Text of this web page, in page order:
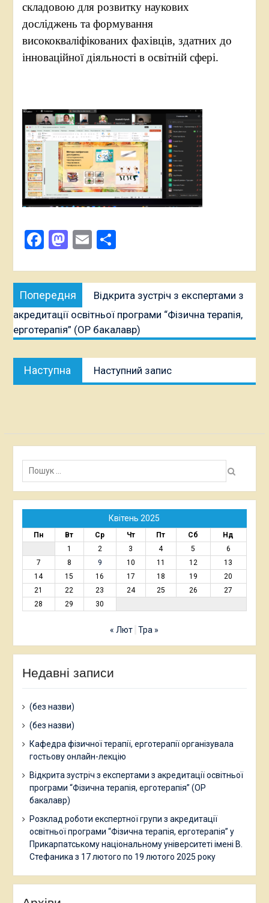
складовою для розвитку наукових
досліджень та формування
висококваліфікованих фахівців, здатних до
інноваційної діяльності в освітній сфері.
Facebook
Mastodon
EmailПоділитися
Навігація
записів
Попередня
публікація:
Відкрита зустріч з експертами з
акредитації освітньої програми “Фізична терапія,
ерготерапія” (ОР бакалавр)
Наступна
публікація:
Наступний запис
Пошук:
Квітень 2025
Пн Вт Ср Чт Пт Сб
Нд
1
2 3 4 5
6
7
8 9 10 11 12
13
14
15 16 17 18 19
20
21
22 23 24 25 26
27
28
29 30
« Лют Тра »
Недавні записи
(без назви)
(без назви)
Кафедра фізичної терапії, ерготерапії організувала
гостьову онлайн-лекцію
Відкрита зустріч з експертами з акредитації освітньої
програми “Фізична терапія, ерготерапія” (ОР
бакалавр)
Розклад роботи експертної групи з акредитації
освітньої програми “Фізична терапія, ерготерапія” у
Прикарпатському національному університеті імені В.
Стефаника з 17 лютого по 19 лютого 2025 року